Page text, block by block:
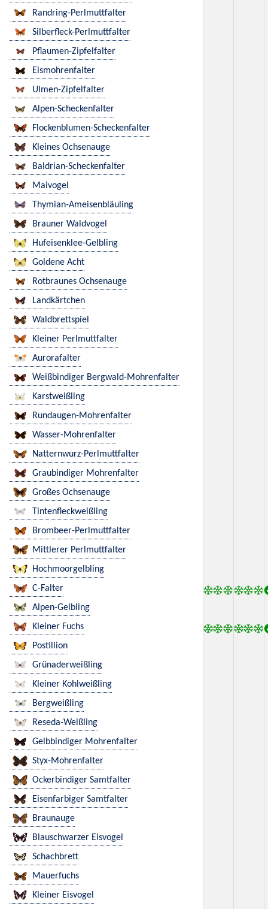
Randring-Perlmuttfalter
Silberfleck-Perlmuttfalter
Pflaumen-Zipfelfalter
Eismohrenfalter
Ulmen-Zipfelfalter
Alpen-Scheckenfalter
Flockenblumen-Scheckenfalter
Kleines Ochsenauge
Baldrian-Scheckenfalter
Maivogel
Thymian-Ameisenbläuling
Brauner Waldvogel
Hufeisenklee-Gelbling
Goldene Acht
Rotbraunes Ochsenauge
Landkärtchen
Waldbrettspiel
Kleiner Perlmuttfalter
Aurorafalter
Weißbindiger Bergwald-Mohrenfalter
Karstweißling
Rundaugen-Mohrenfalter
Wasser-Mohrenfalter
Natternwurz-Perlmuttfalter
Graubindiger Mohrenfalter
Großes Ochsenauge
Tintenfleckweißling
Brombeer-Perlmuttfalter
Mittlerer Perlmuttfalter
Hochmoorgelbling
C-Falter
Alpen-Gelbling
Kleiner Fuchs
Postillion
Grünaderweißling
Kleiner Kohlweißling
Bergweißling
Reseda-Weißling
Gelbbindiger Mohrenfalter
Styx-Mohrenfalter
Ockerbindiger Samtfalter
Eisenfarbiger Samtfalter
Braunauge
Blauschwarzer Eisvogel
Schachbrett
Mauerfuchs
Kleiner Eisvogel